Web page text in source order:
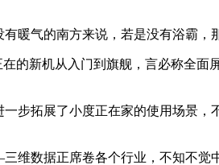
气的南方来说，若是没有浴霸，
新机从入门到旗舰，言必称全面
拓展了小度正在家的使用场景，
据正席卷各个行业，不知不觉